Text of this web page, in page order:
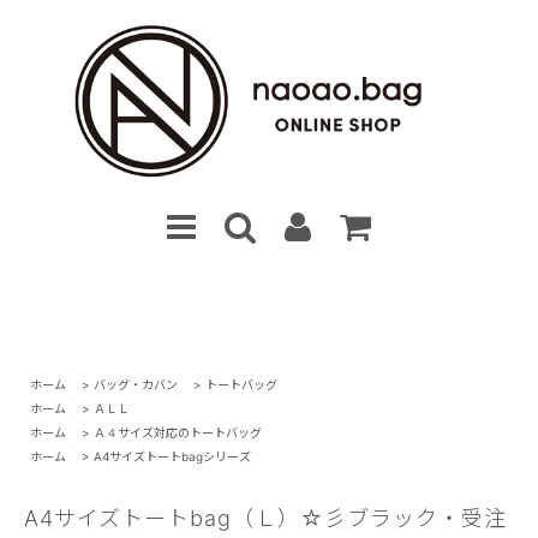
ホーム > バッグ・カバン > トートバッグ
ホーム
> ＡＬＬ
ホーム
> Ａ４サイズ対応のトートバッグ
ホーム
> A4サイズトートbagシリーズ
A4サイズトートbag（Ｌ）☆彡ブラック・受注